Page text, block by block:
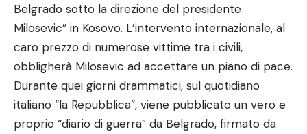
Belgrado sotto la direzione del presidente
Milosevic” in Kosovo. L’intervento internazionale, al
caro prezzo di numerose vittime tra i civili,
obbligherà Milosevic ad accettare un piano di pace.
Durante quei giorni drammatici, sul quotidiano
italiano “la Repubblica”, viene pubblicato un vero e
proprio “diario di guerra” da Belgrado, firmato da